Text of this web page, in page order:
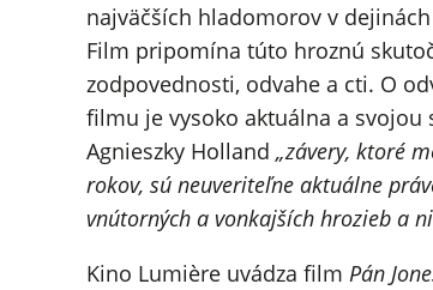
najväčších hladomorov v
Film pripomína túto hroznú
zodpovednosti, odvahe a cti. O
filmu je vysoko aktuálna a
Agnieszky Holland „závery, ktoré
rokov, sú neuveriteľne aktuálne
vnútorných a vonkajších hrozieb a
Kino Lumière uvádza film Pán